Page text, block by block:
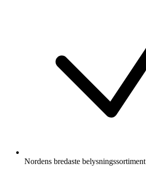
Nordens bredaste belysningssortiment